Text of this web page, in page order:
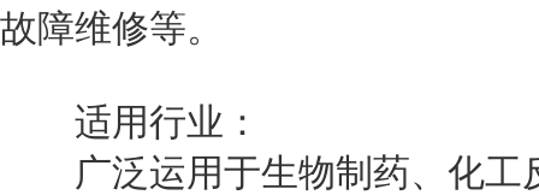
故障维修等。
适用行业：
广泛运用于生物制药、化工